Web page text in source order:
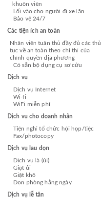
khuôn viên
Lối vào cho người đi xe lăn
Bảo vệ 24/7
Các tiện ích an toàn
Nhân viên tuân thủ đầy đủ các thủ
tục về an toàn theo chỉ thị của
chính quyền địa phương
Có sẵn bộ dụng cụ sơ cứu
Dịch vụ
Dịch vụ Internet
Wi-fi
WiFi miễn phí
Dịch vụ cho doanh nhân
Tiện nghi tổ chức hội họp/tiệc
Fax/photocopy
Dịch vụ lau dọn
Dịch vụ là (ủi)
Giặt ủi
Giặt khô
Dọn phòng hằng ngày
Dịch vụ lễ tân